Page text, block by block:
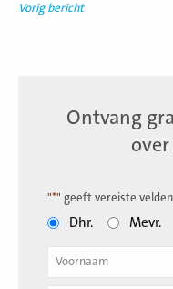
Vorig bericht
Ontvang
over
"*" geeft vereiste
Dhr. Mevr.